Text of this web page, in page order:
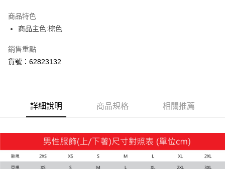
街口支付
悠遊付
Google Pay
宅配(離島恕不配送)
每筆NT$150，滿NT$1,800(含以上)免運費
商品特色
商品主色:棕色
銷售重點
貨號：62823132
詳細說明 商品規格 相關推薦